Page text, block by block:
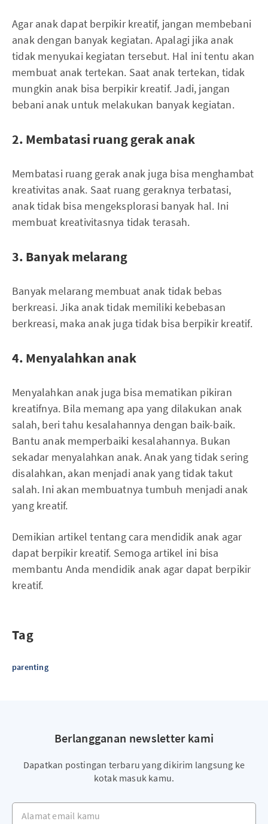
Agar anak dapat berpikir kreatif, jangan membebani
anak dengan banyak kegiatan. Apalagi jika anak
tidak menyukai kegiatan tersebut. Hal ini tentu akan
membuat anak tertekan. Saat anak tertekan, tidak
mungkin anak bisa berpikir kreatif. Jadi, jangan
bebani anak untuk melakukan banyak kegiatan.
2. Membatasi ruang gerak anak
Membatasi ruang gerak anak juga bisa menghambat
kreativitas anak. Saat ruang geraknya terbatasi,
anak tidak bisa mengeksplorasi banyak hal. Ini
membuat kreativitasnya tidak terasah.
3. Banyak melarang
Banyak melarang membuat anak tidak bebas
berkreasi. Jika anak tidak memiliki kebebasan
berkreasi, maka anak juga tidak bisa berpikir kreatif.
4. Menyalahkan anak
Menyalahkan anak juga bisa mematikan pikiran
kreatifnya. Bila memang apa yang dilakukan anak
salah, beri tahu kesalahannya dengan baik-baik.
Bantu anak memperbaiki kesalahannya. Bukan
sekadar menyalahkan anak. Anak yang tidak sering
disalahkan, akan menjadi anak yang tidak takut
salah. Ini akan membuatnya tumbuh menjadi anak
yang kreatif.
Demikian artikel tentang cara mendidik anak agar
dapat berpikir kreatif. Semoga artikel ini bisa
membantu Anda mendidik anak agar dapat berpikir
kreatif.
Tag
parenting
Berlangganan newsletter kami
Dapatkan postingan terbaru yang dikirim langsung ke
kotak masuk kamu.
Alamat email kamu